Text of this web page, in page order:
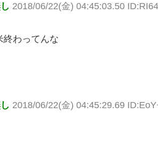
2018/06/22(金) 04:45:03.50
終わってんな
2018/06/22(金) 04:45:29.69